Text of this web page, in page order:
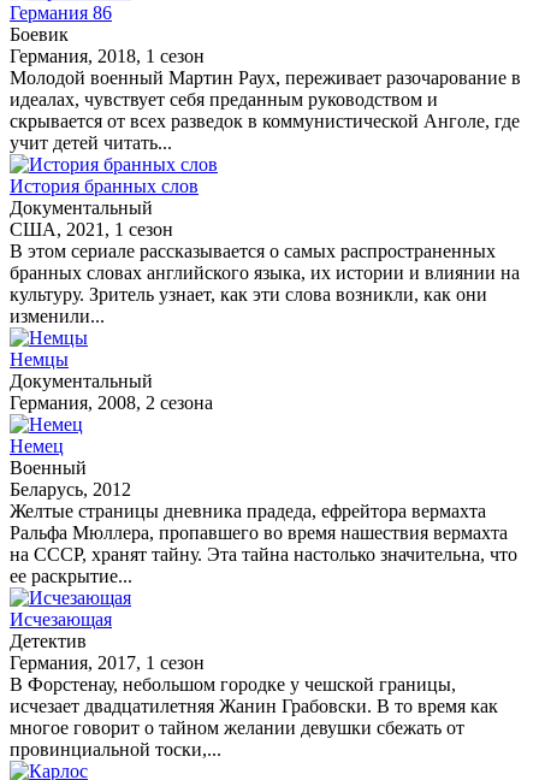
Германия 86
Боевик
Германия, 2018, 1 сезон
Молодой военный Мартин Раух, переживает разочарование в
идеалах, чувствует себя преданным руководством и
скрывается от всех разведок в коммунистической Анголе, где
учит детей читать...
История бранных слов
Документальный
США, 2021, 1 сезон
В этом сериале рассказывается о самых распространенных
бранных словах английского языка, их истории и влиянии на
культуру. Зритель узнает, как эти слова возникли, как они
изменили...
Немцы
Документальный
Германия, 2008, 2 сезона
Немец
Военный
Беларусь, 2012
Желтые страницы дневника прадеда, ефрейтора вермахта
Ральфа Мюллера, пропавшего во время нашествия вермахта
на СССР, хранят тайну. Эта тайна настолько значительна, что
ее раскрытие...
Исчезающая
Детектив
Германия, 2017, 1 сезон
В Форстенау, небольшом городке у чешской границы,
исчезает двадцатилетняя Жанин Грабовски. В то время как
многое говорит о тайном желании девушки сбежать от
провинциальной тоски,...